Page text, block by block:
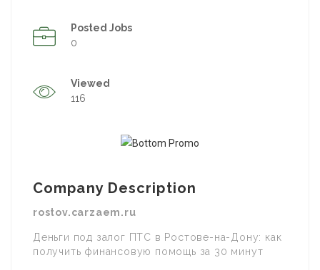
Posted Jobs
0
Viewed
116
Company Description
rostov.carzaem.ru
Деньги под залог ПТС в Ростове-на-Дону: как
получить финансовую помощь за 30 минут